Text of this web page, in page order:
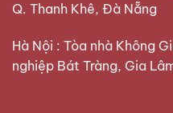
Q. Thanh Khê, Đà Nẵng
Hà Nội : Tòa nhà Không
nghiệp Bát Tràng, Gia